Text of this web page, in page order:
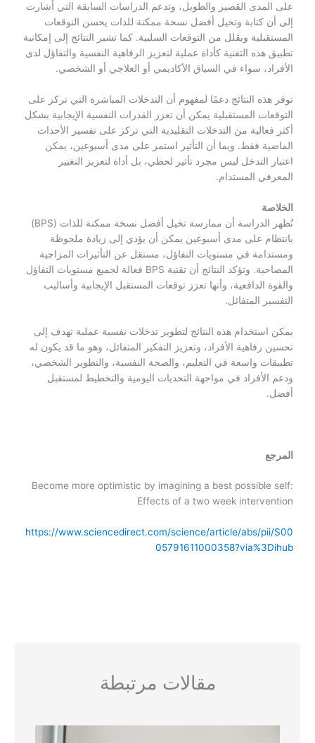
على المدى القصير والطويل، وتدعم الدراسات السابقة التي أشارت
إلى أن كتابة وتخيل أفضل نسخة ممكنة للذات يحسن التوقعات
المستقبلية ويقلل من التوقعات السلبية. كما تشير النتائج إلى إمكانية
تطبيق هذه التقنية كأداة عملية لتعزيز الرفاهية النفسية والتفاؤل لدى
الأفراد، سواء في السياق الأكاديمي أو العلاجي أو الشخصي.
توفر هذه النتائج دعمًا لمفهوم أن التدخلات المباشرة التي تركز على
التوقعات المستقبلية يمكن أن تعزز القدرات النفسية الإيجابية بشكل
أكثر فعالية من التدخلات التقليدية التي تركز على تفسير الأحداث
الماضية فقط. وبما أن التأثير استمر على مدى أسبوعين، يمكن
اعتبار التدخل ليس مجرد تأثير لحظي، بل أداة لتعزيز التغيير
المعرفي المستدام.
الخلاصة
تُظهر الدراسة أن ممارسة تخيل أفضل نسخة ممكنة للذات (BPS)
بانتظام على مدى أسبوعين يمكن أن يؤدي إلى زيادة ملحوظة
ومستدامة في مستويات التفاؤل، مستقل عن التأثيرات المزاجية
المصاحبة. وتؤكد النتائج أن تقنية BPS فعالة لجميع مستويات التفاؤل
والقوة الدافعية، وأنها تعزز توقعات المستقبل الإيجابية وأساليب
التفسير المتفائل.
يمكن استخدام هذه النتائج لتطوير تدخلات نفسية عملية تهدف إلى
تحسين رفاهية الأفراد، وتعزيز التفكير المتفائل، وهو ما قد يكون له
تطبيقات واسعة في التعليم، والصحة النفسية، والتطوير الشخصي،
ودعم الأفراد في مواجهة التحديات اليومية والتخطيط لمستقبل
أفضل.
المرجع
Become more optimistic by imagining a best possible self:
Effects of a two week intervention
https://www.sciencedirect.com/science/article/abs/pii/S00
05791611000358?via%3Dihub
مقالات مرتبطة